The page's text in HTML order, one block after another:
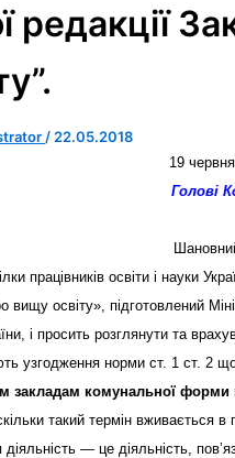
редакції
/ 22.05.2018
19
Голові
працівників освіти і науки
вищу освіту», підготовлений
і просить розглянути та
узгодження норми ст. 1 ст. 2
закладам комунальної форми
такий термін вживається
діяльність — це діяльність,